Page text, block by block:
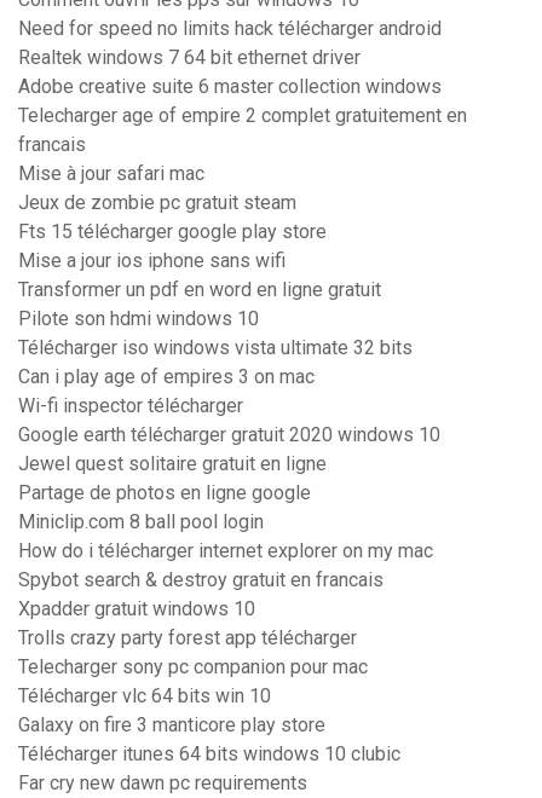
Need for speed no limits hack télécharger android
Realtek windows 7 64 bit ethernet driver
Adobe creative suite 6 master collection windows
Telecharger age of empire 2 complet gratuitement en
francais
Mise à jour safari mac
Jeux de zombie pc gratuit steam
Fts 15 télécharger google play store
Mise a jour ios iphone sans wifi
Transformer un pdf en word en ligne gratuit
Pilote son hdmi windows 10
Télécharger iso windows vista ultimate 32 bits
Can i play age of empires 3 on mac
Wi-fi inspector télécharger
Google earth télécharger gratuit 2020 windows 10
Jewel quest solitaire gratuit en ligne
Partage de photos en ligne google
Miniclip.com 8 ball pool login
How do i télécharger internet explorer on my mac
Spybot search & destroy gratuit en francais
Xpadder gratuit windows 10
Trolls crazy party forest app télécharger
Telecharger sony pc companion pour mac
Télécharger vlc 64 bits win 10
Galaxy on fire 3 manticore play store
Télécharger itunes 64 bits windows 10 clubic
Far cry new dawn pc requirements